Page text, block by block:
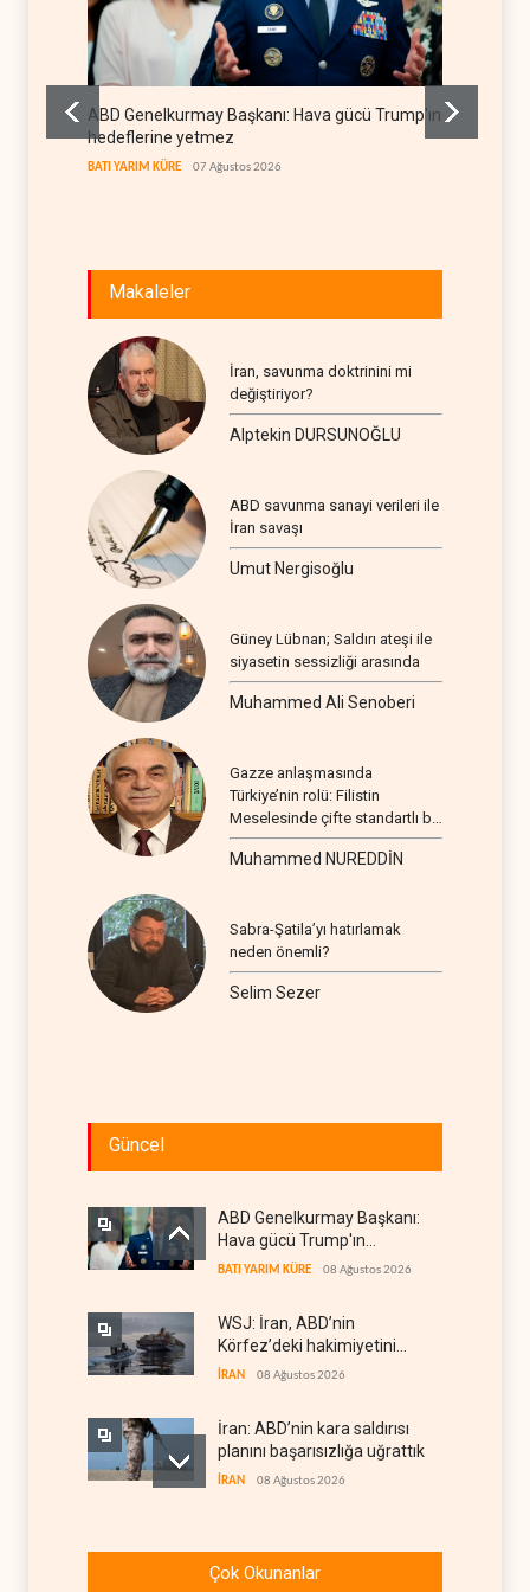
ABD Genelkurmay Başkanı: Hava gücü Trump'ın
hedeflerine yetmez
BATI YARIM KÜRE 07 Ağustos 2026
Makaleler
İran, savunma doktrinini mi
değiştiriyor?
Alptekin DURSUNOĞLU
ABD savunma sanayi verileri ile
İran savaşı
Umut Nergisoğlu
Güney Lübnan; Saldırı ateşi ile
siyasetin sessizliği arasında
Muhammed Ali Senoberi
Gazze anlaşmasında
Türkiye’nin rolü: Filistin
Meselesinde çifte standartlı bir
seyir
Muhammed NUREDDİN
Sabra-Şatila’yı hatırlamak
neden önemli?
Selim Sezer
Güncel
ABD Genelkurmay Başkanı:
Hava gücü Trump'ın
hedeflerine yetmez
BATI YARIM KÜRE 08 Ağustos 2026
WSJ: İran, ABD’nin
Körfez’deki hakimiyetini
sona erdiriyor
İRAN 08 Ağustos 2026
İran: ABD’nin kara saldırısı
planını başarısızlığa uğrattık
İRAN 08 Ağustos 2026
‘silahsızlandırılmasını’ kim
denetleyecek?
Çok Okunanlar